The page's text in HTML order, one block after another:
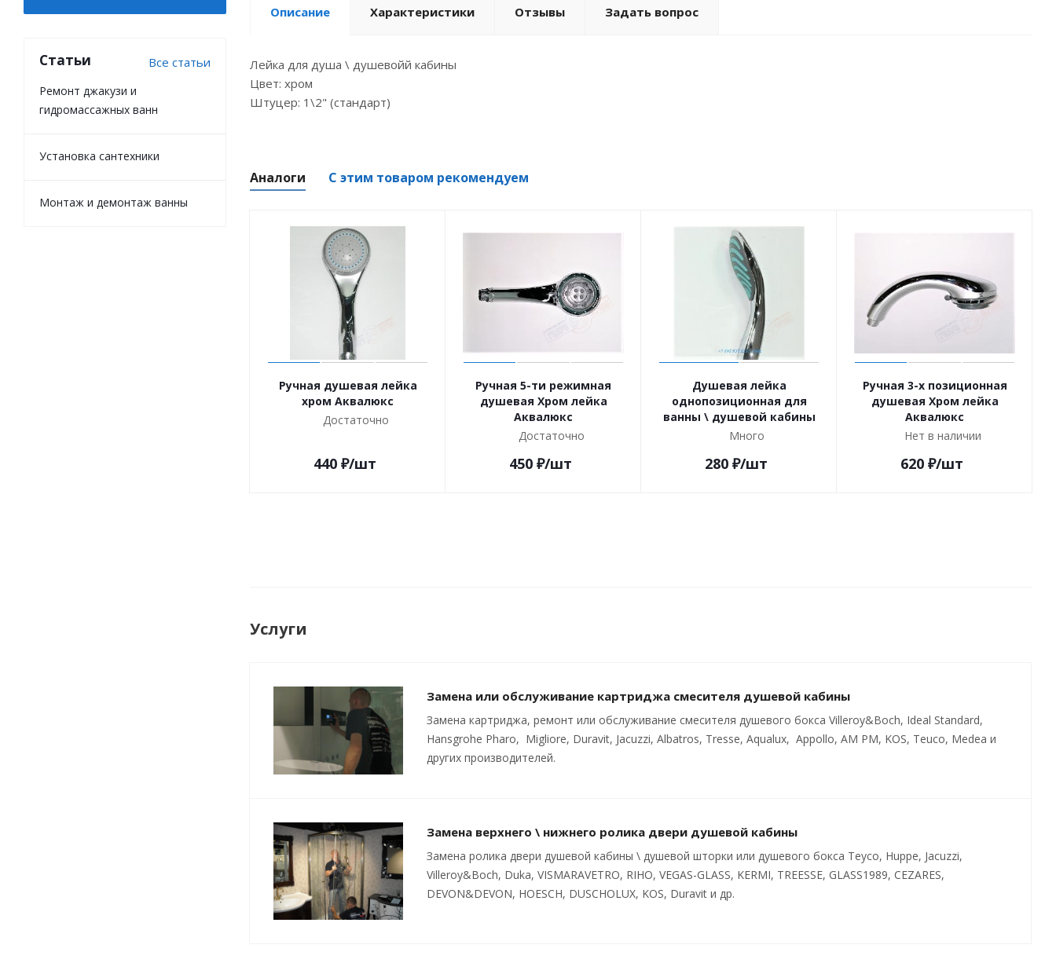
Описание Характеристики Отзывы Задать вопрос
Лейка для душа \ душевойй кабины
Цвет: хром
Штуцер: 1\2" (стандарт)
Аналоги С этим товаром рекомендуем
Ручная душевая лейка
хром Аквалюкс
Достаточно
440 ₽/шт
Ручная 5-ти режимная
душевая Хром лейка
Аквалюкс
Достаточно
450 ₽/шт
Душевая лейка
однопозиционная для
ванны \ душевой кабины
Много
280 ₽/шт
Ручная 3-х позиционная
душевая Хром лейка
Аквалюкс
Нет в наличии
620 ₽/шт
Услуги
Замена или обслуживание картриджа смесителя душевой кабины
Замена картриджа, ремонт или обслуживание смесителя душевого бокса Villeroy&Boch, Ideal Standard,
Hansgrohe Pharo, Migliore, Duravit, Jacuzzi, Albatros, Tresse, Aqualux, Appollo, AM PM, KOS, Teuco, Medea и
других производителей.
Замена верхнего \ нижнего ролика двери душевой кабины
Замена ролика двери душевой кабины \ душевой шторки или душевого бокса Teyco, Huppe, Jacuzzi,
Villeroy&Boch, Duka, VISMARAVETRO, RIHO, VEGAS-GLASS, KERMI, TREESSE, GLASS1989, CEZARES,
DEVON&DEVON, HOESCH, DUSCHOLUX, KOS, Duravit и др.
Статьи Все статьи
Ремонт джакузи и
гидромассажных ванн
Установка сантехники
Монтаж и демонтаж ванны